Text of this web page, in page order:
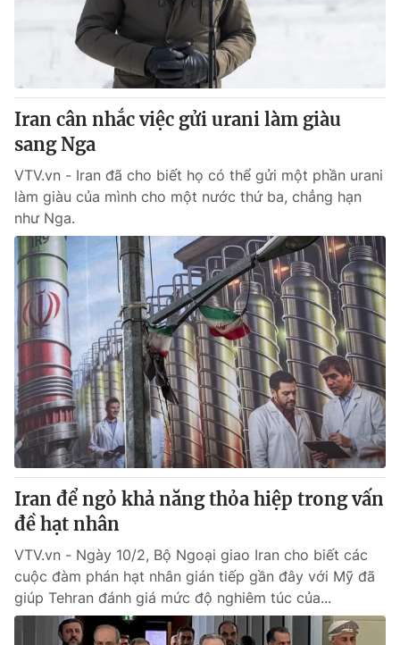
Iran cân nhắc việc gửi urani làm giàu
sang Nga
VTV.vn - Iran đã cho biết họ có thể gửi một phần urani
làm giàu của mình cho một nước thứ ba, chẳng hạn
như Nga.
Iran để ngỏ khả năng thỏa hiệp trong vấn
đề hạt nhân
VTV.vn - Ngày 10/2, Bộ Ngoại giao Iran cho biết các
cuộc đàm phán hạt nhân gián tiếp gần đây với Mỹ đã
giúp Tehran đánh giá mức độ nghiêm túc của...